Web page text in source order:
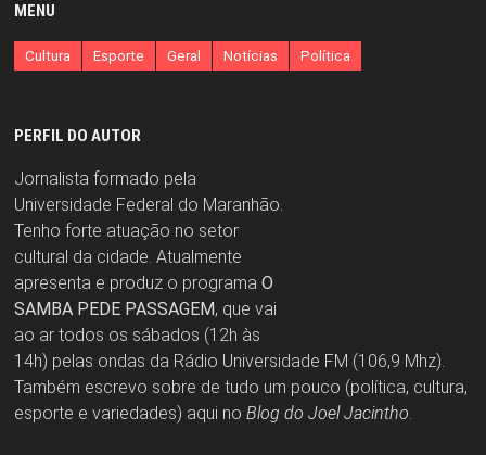
MENU
Cultura Esporte Geral Notícias Política
PERFIL DO AUTOR
Jornalista formado pela
Universidade Federal do Maranhão.
Tenho forte atuação no setor
cultural da cidade. Atualmente
apresenta e produz o programa O
SAMBA PEDE PASSAGEM, que vai
ao ar todos os sábados (12h às
14h) pelas ondas da Rádio Universidade FM (106,9 Mhz).
Também escrevo sobre de tudo um pouco (política, cultura,
esporte e variedades) aqui no Blog do Joel Jacintho.